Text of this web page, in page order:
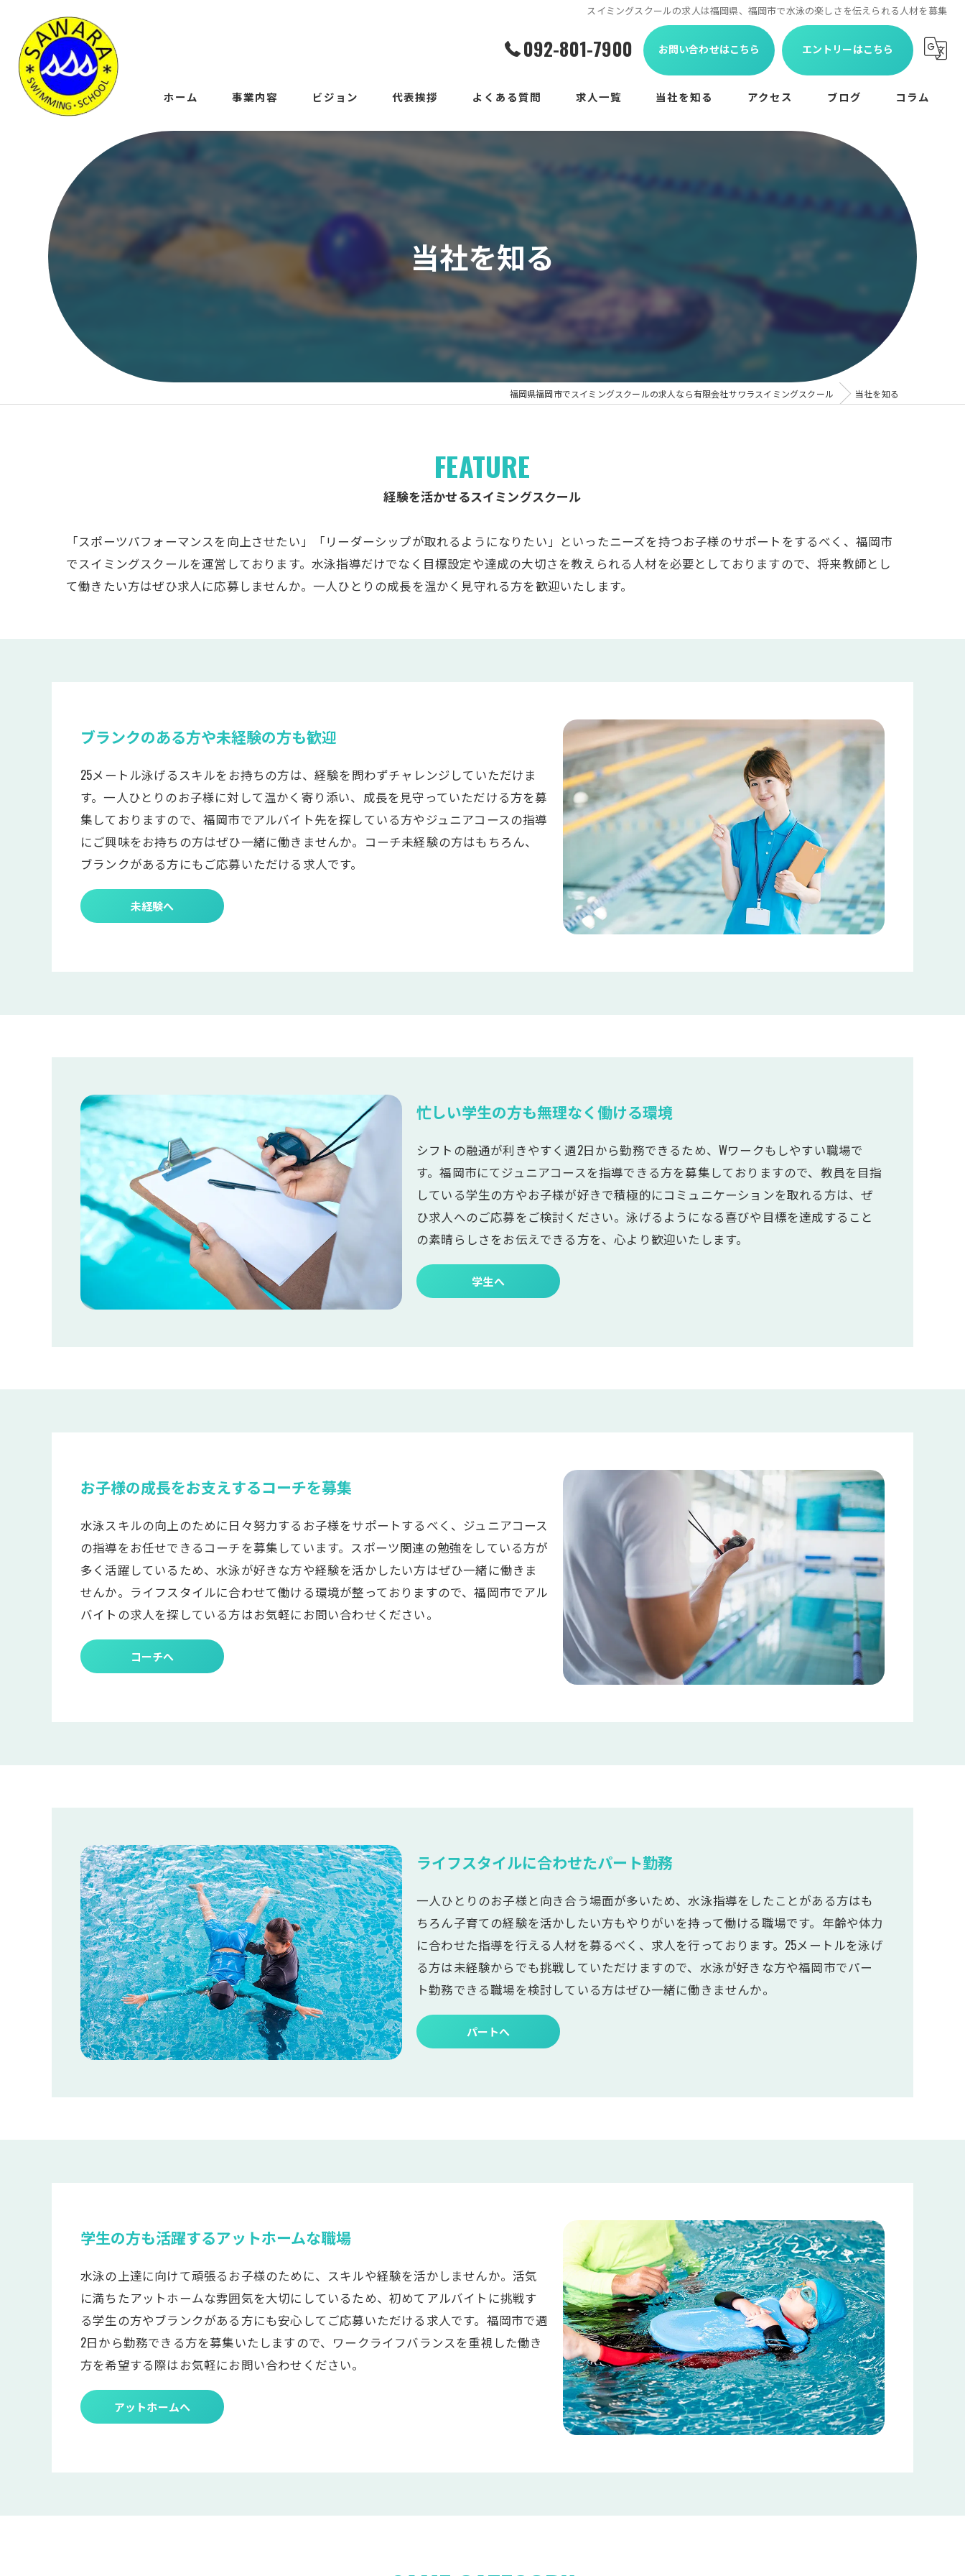
スイミングスクールの求人は福岡県、福岡市で水泳の楽しさを伝えられる人材を募集
092-801-7900 お問い合わせはこちら エントリーはこちら
ホーム 事業内容 ビジョン 代表挨拶 よくある質問 求人一覧 当社を知る
学生
アットホーム
アクセス ブログ コラム
当社を知る
福岡県福岡市でスイミングスクールの求人なら有限会社サワラスイミングスクール 当社を知る
経験を活かせるスイミングスクール
FEATURE
「スポーツパフォーマンスを向上させたい」「リーダーシップが取れるようになりたい」といったニーズを持つお子様のサポートをするべく、福岡市
でスイミングスクールを運営しております。水泳指導だけでなく目標設定や達成の大切さを教えられる人材を必要としておりますので、将来教師とし
て働きたい方はぜひ求人に応募しませんか。一人ひとりの成長を温かく見守れる方を歓迎いたします。
ブランクのある方や未経験の方も歓迎
25メートル泳げるスキルをお持ちの方は、経験を問わずチャレンジしていただけま
す。一人ひとりのお子様に対して温かく寄り添い、成長を見守っていただける方を募
集しておりますので、福岡市でアルバイト先を探している方やジュニアコースの指導
にご興味をお持ちの方はぜひ一緒に働きませんか。コーチ未経験の方はもちろん、
ブランクがある方にもご応募いただける求人です。
未経験へ
忙しい学生の方も無理なく働ける環境
シフトの融通が利きやすく週2日から勤務できるため、Wワークもしやすい職場で
す。福岡市にてジュニアコースを指導できる方を募集しておりますので、教員を目指
している学生の方やお子様が好きで積極的にコミュニケーションを取れる方は、ぜ
ひ求人へのご応募をご検討ください。泳げるようになる喜びや目標を達成すること
の素晴らしさをお伝えできる方を、心より歓迎いたします。
学生へ
お子様の成長をお支えするコーチを募集
水泳スキルの向上のために日々努力するお子様をサポートするべく、ジュニアコース
の指導をお任せできるコーチを募集しています。スポーツ関連の勉強をしている方が
多く活躍しているため、水泳が好きな方や経験を活かしたい方はぜひ一緒に働きま
せんか。ライフスタイルに合わせて働ける環境が整っておりますので、福岡市でアル
バイトの求人を探している方はお気軽にお問い合わせください。
コーチへ
ライフスタイルに合わせたパート勤務
一人ひとりのお子様と向き合う場面が多いため、水泳指導をしたことがある方はも
ちろん子育ての経験を活かしたい方もやりがいを持って働ける職場です。年齢や体力
に合わせた指導を行える人材を募るべく、求人を行っております。25メートルを泳げ
る方は未経験からでも挑戦していただけますので、水泳が好きな方や福岡市でパー
ト勤務できる職場を検討している方はぜひ一緒に働きませんか。
パートへ
学生の方も活躍するアットホームな職場
水泳の上達に向けて頑張るお子様のために、スキルや経験を活かしませんか。活気
に満ちたアットホームな雰囲気を大切にしているため、初めてアルバイトに挑戦す
る学生の方やブランクがある方にも安心してご応募いただける求人です。福岡市で週
2日から勤務できる方を募集いたしますので、ワークライフバランスを重視した働き
方を希望する際はお気軽にお問い合わせください。
アットホームへ